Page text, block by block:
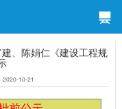
、陈娟仁《建设工程规
2020-10-21